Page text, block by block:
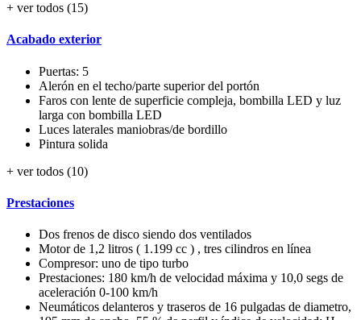
+ ver todos (15)
Acabado exterior
Puertas: 5
Alerón en el techo/parte superior del portón
Faros con lente de superficie compleja, bombilla LED y luz
larga con bombilla LED
Luces laterales maniobras/de bordillo
Pintura solida
+ ver todos (10)
Prestaciones
Dos frenos de disco siendo dos ventilados
Motor de 1,2 litros ( 1.199 cc ) , tres cilindros en línea
Compresor: uno de tipo turbo
Prestaciones: 180 km/h de velocidad máxima y 10,0 segs de
aceleración 0-100 km/h
Neumáticos delanteros y traseros de 16 pulgadas de diametro,